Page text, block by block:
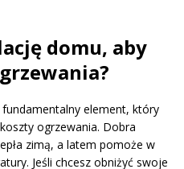
domu, aby
element, który
ogrzewania. Dobra
zimą, a latem pomoże w
Jeśli chcesz obniżyć swoje